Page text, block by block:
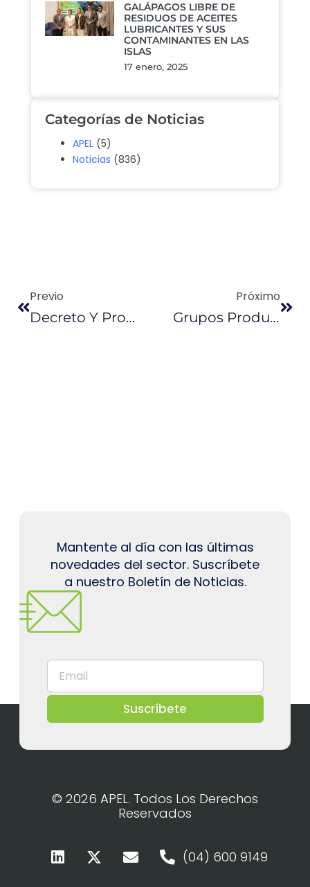
GALÁPAGOS LIBRE DE
RESIDUOS DE ACEITES
LUBRICANTES Y SUS
CONTAMINANTES EN LAS
ISLAS
17 enero, 2025
Categorías de Noticias
APEL (5)
Noticias (836)
Previo
Decreto Y Proyecto De Ley Para Eliminar Trámites
Próximo
Grupos Productivos Quieren Aportar Para Nuevo Código De Trabajo
Mantente al día con las últimas
novedades del sector. Suscríbete
a nuestro Boletín de Noticias.
Suscríbete
© 2026 APEL. Todos Los Derechos
Reservados
(04) 600 9149